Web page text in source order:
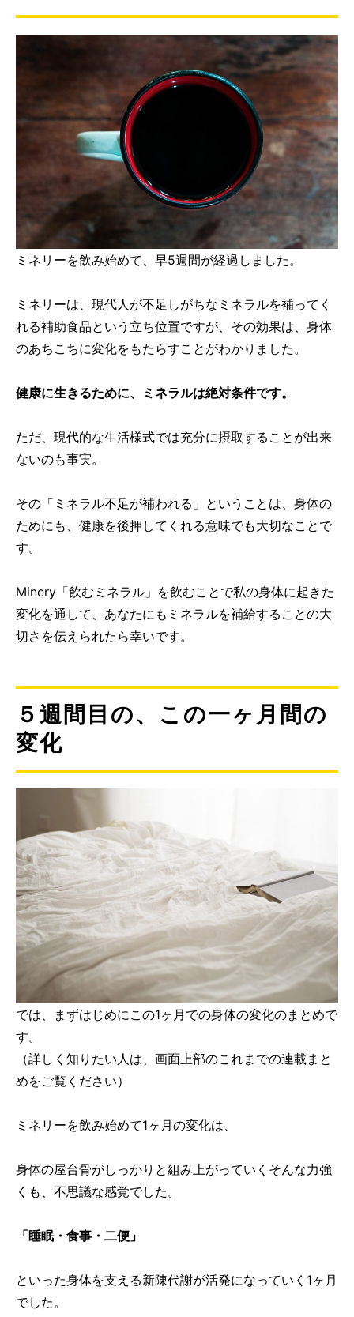
ミネリーを飲み始めて、早5週間が経過しました。
ミネリーは、現代人が不足しがちなミネラルを補ってく
れる補助食品という立ち位置ですが、その効果は、身体
のあちこちに変化をもたらすことがわかりました。
健康に生きるために、ミネラルは絶対条件です。
ただ、現代的な生活様式では充分に摂取することが出来
ないのも事実。
その「ミネラル不足が補われる」ということは、身体の
ためにも、健康を後押してくれる意味でも大切なことで
す。
Minery「飲むミネラル」を飲むことで私の身体に起きた
変化を通して、あなたにもミネラルを補給することの大
切さを伝えられたら幸いです。
５週間目の、この一ヶ月間の
変化
では、まずはじめにこの1ヶ月での身体の変化のまとめで
す。
（詳しく知りたい人は、画面上部のこれまでの連載まと
めをご覧ください）
ミネリーを飲み始めて1ヶ月の変化は、
身体の屋台骨がしっかりと組み上がっていくそんな力強
くも、不思議な感覚でした。
「睡眠・食事・二便」
といった身体を支える新陳代謝が活発になっていく1ヶ月
でした。